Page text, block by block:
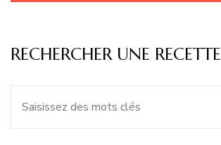
RECHERCHER UNE RECETTE